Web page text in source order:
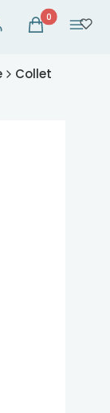
się
Produkty w
Koszyk Menu
Collet